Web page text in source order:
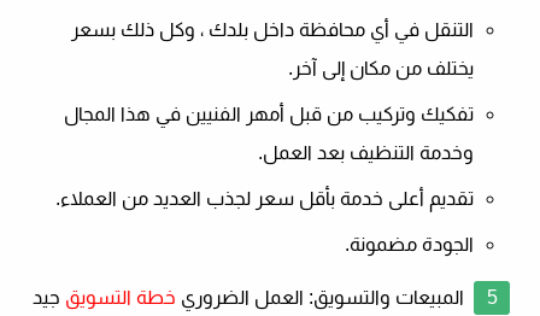
التنقل في أي محافظة داخل بلدك ، وكل ذلك بسعر
يختلف من مكان إلى آخر.
تفكيك وتركيب من قبل أمهر الفنيين في هذا المجال
وخدمة التنظيف بعد العمل.
تقديم أعلى خدمة بأقل سعر لجذب العديد من العملاء.
الجودة مضمونة.
المبيعات والتسويق: العمل الضروري خطة التسويق جيد